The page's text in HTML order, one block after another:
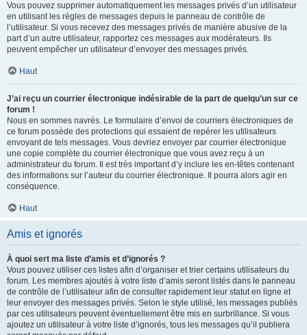
Vous pouvez supprimer automatiquement les messages privés d’un utilisateur
en utilisant les règles de messages depuis le panneau de contrôle de
l’utilisateur. Si vous recevez des messages privés de manière abusive de la
part d’un autre utilisateur, rapportez ces messages aux modérateurs. Ils
peuvent empêcher un utilisateur d’envoyer des messages privés.
Haut
J’ai reçu un courrier électronique indésirable de la part de quelqu’un sur ce
forum !
Nous en sommes navrés. Le formulaire d’envoi de courriers électroniques de
ce forum possède des protections qui essaient de repérer les utilisateurs
envoyant de tels messages. Vous devriez envoyer par courrier électronique
une copie complète du courrier électronique que vous avez reçu à un
administrateur du forum. Il est très important d’y inclure les en-têtes contenant
des informations sur l’auteur du courrier électronique. Il pourra alors agir en
conséquence.
Haut
Amis et ignorés
À quoi sert ma liste d’amis et d’ignorés ?
Vous pouvez utiliser ces listes afin d’organiser et trier certains utilisateurs du
forum. Les membres ajoutés à votre liste d’amis seront listés dans le panneau
de contrôle de l’utilisateur afin de consulter rapidement leur statut en ligne et
leur envoyer des messages privés. Selon le style utilisé, les messages publiés
par ces utilisateurs peuvent éventuellement être mis en surbrillance. Si vous
ajoutez un utilisateur à votre liste d’ignorés, tous les messages qu’il publiera